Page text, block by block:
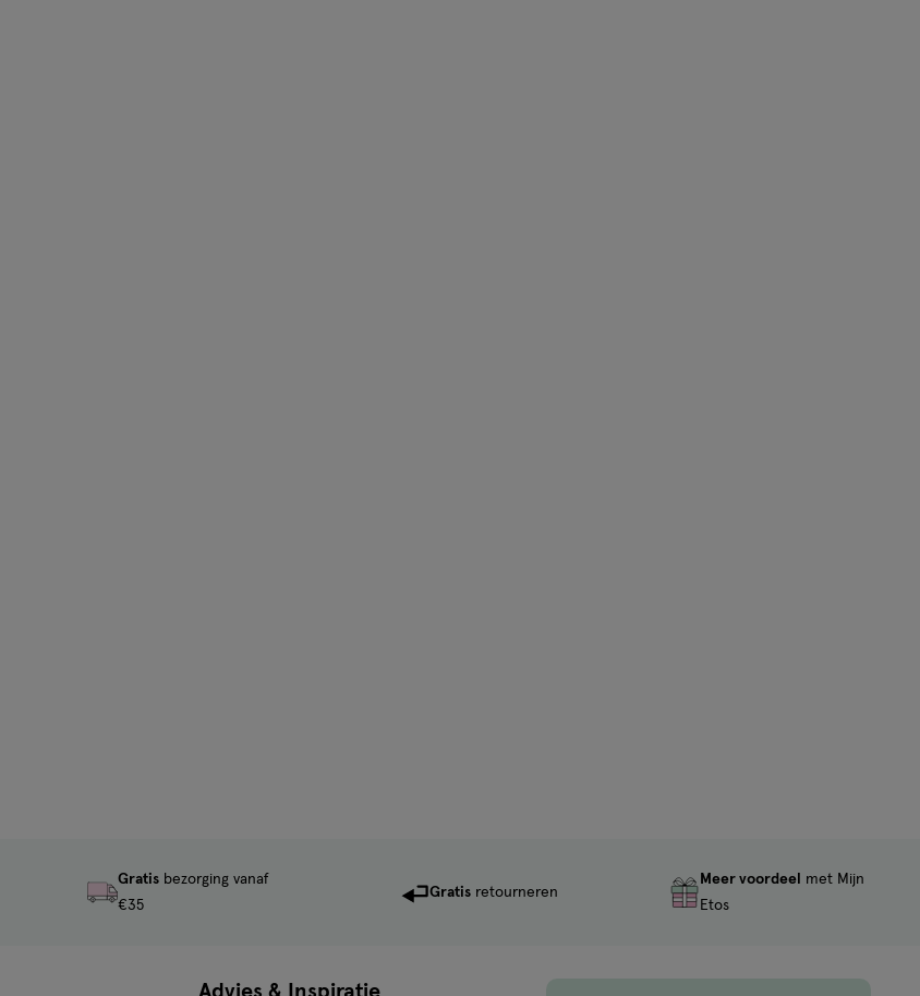
Gratisbezorging vanaf
€35
Gratis retourneren
Meer voordeel
met Mijn
Etos
Advies & Inspiratie